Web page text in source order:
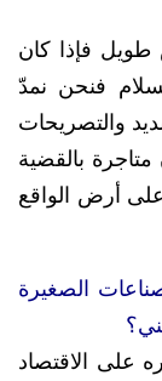
طويل فإذا كان
فنحن نمدّ
والتصريحات
متاجرة بالقضية
على أرض الواقع
الصغيرة
على الاقتصاد